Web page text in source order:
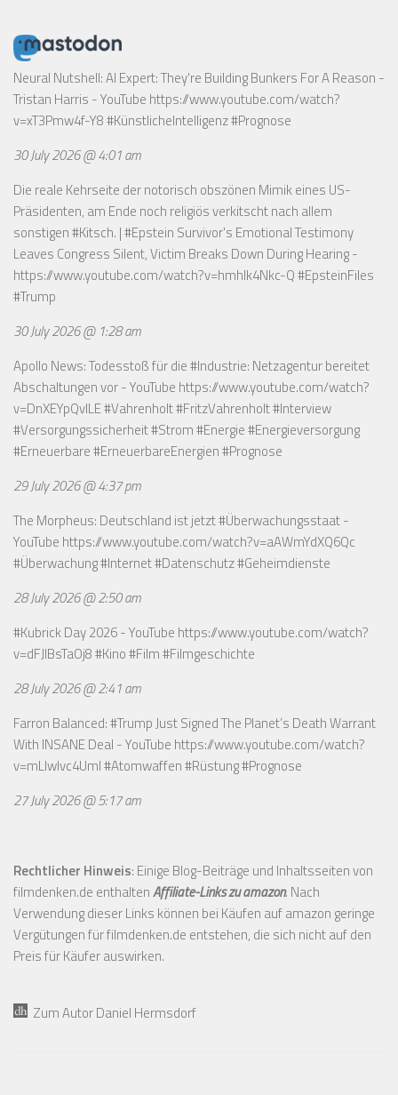
Neural Nutshell: AI Expert: They're Building Bunkers For A Reason -
Tristan Harris - YouTube https://www.youtube.com/watch?
v=xT3Pmw4f-Y8#KünstlicheIntelligenz #Prognose
30 July 2026 @ 4:01 am
Die reale Kehrseite der notorisch obszönen Mimik eines US-
Präsidenten, am Ende noch religiös verkitscht nach allem
sonstigen #Kitsch. | #Epstein Survivor's Emotional Testimony
Leaves Congress Silent, Victim Breaks Down During Hearing -
https://www.youtube.com/watch?v=hmhlk4Nkc-Q#EpsteinFiles
#Trump
30 July 2026 @ 1:28 am
Apollo News: Todesstoß für die #Industrie: Netzagentur bereitet
Abschaltungen vor - YouTube https://www.youtube.com/watch?
v=DnXEYpQvILE#Vahrenholt #FritzVahrenholt #Interview
#Versorgungssicherheit #Strom #Energie #Energieversorgung
#Erneuerbare #ErneuerbareEnergien #Prognose
29 July 2026 @ 4:37 pm
The Morpheus: Deutschland ist jetzt #Überwachungsstaat -
YouTube https://www.youtube.com/watch?v=aAWmYdXQ6Qc
#Überwachung #Internet #Datenschutz #Geheimdienste
28 July 2026 @ 2:50 am
#Kubrick Day 2026 - YouTube https://www.youtube.com/watch?
v=dFJIBsTaOj8#Kino #Film #Filmgeschichte
28 July 2026 @ 2:41 am
Farron Balanced: #Trump Just Signed The Planet’s Death Warrant
With INSANE Deal - YouTube https://www.youtube.com/watch?
v=mLlwIvc4UmI#Atomwaffen #Rüstung #Prognose
27 July 2026 @ 5:17 am
Rechtlicher Hinweis: Einige Blog-Beiträge und Inhaltsseiten von
filmdenken.de enthaltenAffiliate-Links zu amazon. Nach
Verwendung dieser Links können bei Käufen auf amazon geringe
Vergütungen für filmdenken.de entstehen, die sich nicht auf den
Preis für Käufer auswirken.
Zum Autor Daniel Hermsdorf